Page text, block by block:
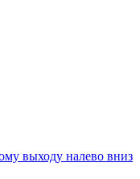
выходу налево вниз